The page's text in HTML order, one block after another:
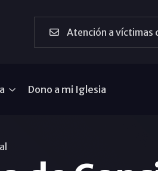
Atención a víctimas
Dono a mi Iglesia